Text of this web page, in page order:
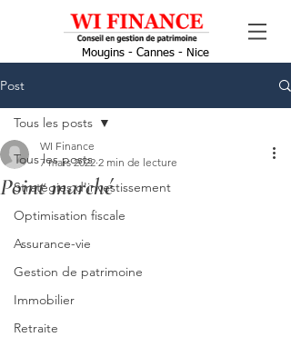
Mougins - Cannes - Nice
Post
Tous les posts
Stratégies d'investissement
Optimisation fiscale
Assurance-vie
Gestion de patrimoine
Immobilier
Retraite
Tous les posts
Point marché
WI Finance
7 mars 2022 2 min de lecture